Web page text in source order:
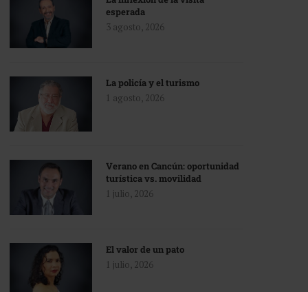
esperada
3 agosto, 2026
La policía y el turismo
1 agosto, 2026
Verano en Cancún: oportunidad
turística vs. movilidad
1 julio, 2026
El valor de un pato
1 julio, 2026